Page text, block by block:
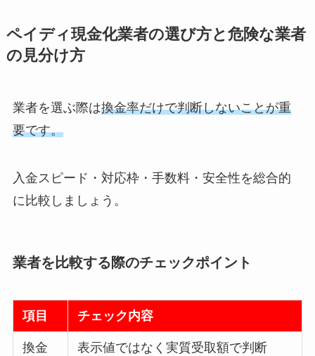
ペイディ現金化業者の選び方と危険な業者
の見分け方
業者を選ぶ際は換金率だけで判断しないことが重
要です。
入金スピード・対応枠・手数料・安全性を総合的
に比較しましょう。
業者を比較する際のチェックポイント
項目 チェック内容
換金
表示値ではなく実質受取額で判断